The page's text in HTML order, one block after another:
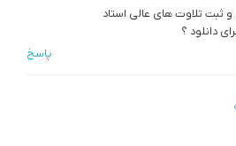
ثبت تلاوت های عالی استاد
دانلود ؟
پاسخ